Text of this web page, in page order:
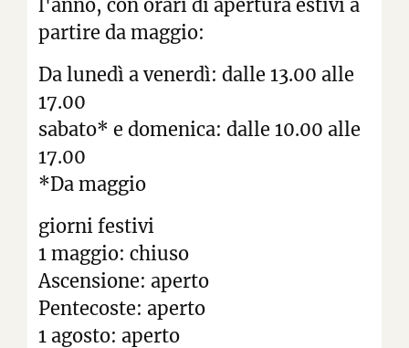
l'anno, con orari di apertura estivi a
partire da maggio:
Da lunedì a venerdì: dalle 13.00 alle
17.00
sabato* e domenica: dalle 10.00 alle
17.00
*Da maggio
giorni festivi
1 maggio: chiuso
Ascensione: aperto
Pentecoste: aperto
1 agosto: aperto